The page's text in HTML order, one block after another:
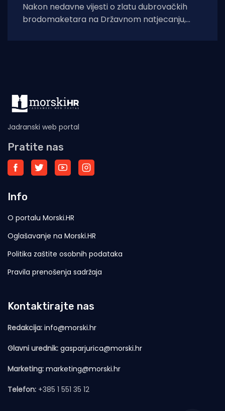
Nakon nedavne vijesti o zlatu dubrovačkih
brodomaketara na Državnom natjecanju,
Jadranski web portal
Pratite nas
Info
O portalu Morski.HR
Oglašavanje na Morski.HR
Politika zaštite osobnih podataka
Pravila prenošenja sadržaja
Kontaktirajte nas
Redakcija: info@morski.hr
Glavni urednik: gasparjurica@morski.hr
Marketing: marketing@morski.hr
Telefon: +385 1 551 35 12